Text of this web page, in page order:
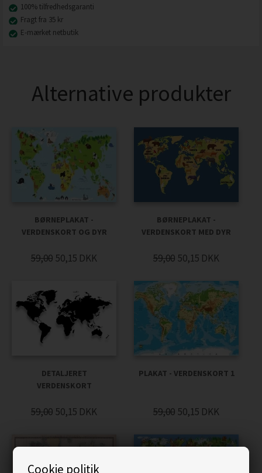
Cookie politik
100% tilfredhedsgaranti
Fragt fra 35 kr
E-mærket netbutik
Alternative produkter
BØRNEPLAKAT -
VERDENSKORT OG DYR
59,00 50,15 DKK
BØRNEPLAKAT -
VERDENSKORT MED DYR
59,00 50,15 DKK
DETALJERET
VERDENSKORT
59,00 50,15 DKK
PLAKAT - VERDENSKORT 1
59,00 50,15 DKK